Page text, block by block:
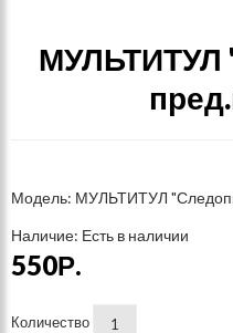
МУЛЬТИТУЛ
Модель: МУЛЬТИТУЛ
Наличие: Есть в наличии
550Р.
Количество